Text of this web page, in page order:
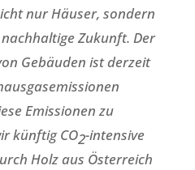
nur Häuser, sondern
Zukunft. Der
Gebäuden ist derzeit
Emissionen zu
künftig CO2-intensive
Holz aus Österreich